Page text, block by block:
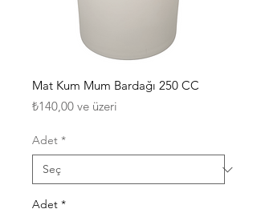
Mat Kum Mum Bardağı 250 CC
₺140,00 ve üzeri
Adet *
Adet *